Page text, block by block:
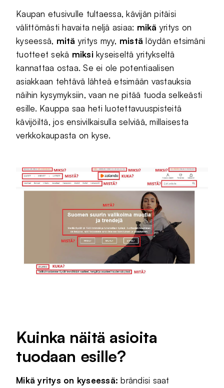
Kaupan etusivulle tultaessa, kävijän pitäisi
välittömästi havaita neljä asiaa: mikä yritys on
kyseessä, mitä yritys myy, mistälöydän etsimäni
tuotteet sekä miksi kyseiseltä yritykseltä
kannattaa ostaa. Se ei ole potentiaalisen
asiakkaan tehtävä lähteä etsimään vastauksia
näihin kysymyksiin, vaan ne pitää tuoda selkeästi
esille. Kauppa saa heti luotettavuuspisteitä
kävijöiltä, jos ensivilkaisulla selviää, millaisesta
verkkokaupasta on kyse.
Kuinka näitä asioita
tuodaan esille?
Mikä yritys on kyseessä: brändisi saat